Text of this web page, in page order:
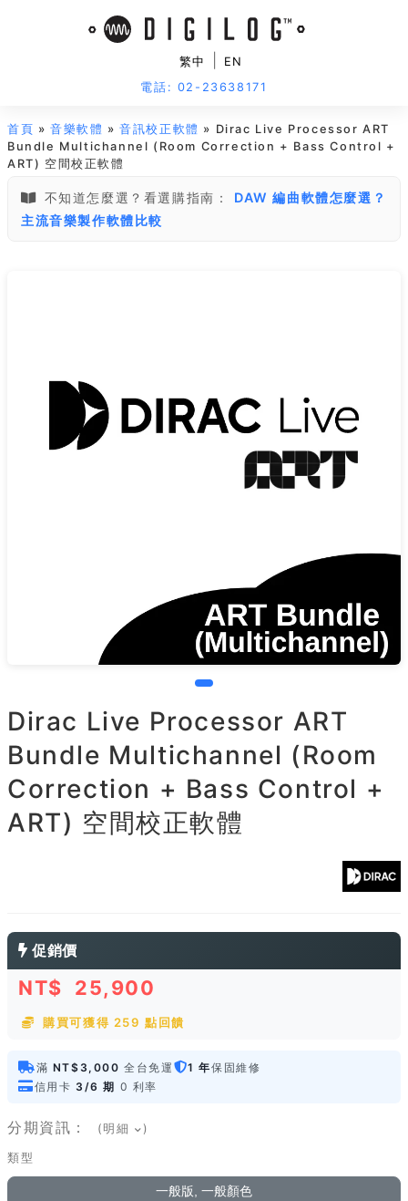
繁中
EN
電話: 02-23638171
首頁 »音樂軟體 »音訊校正軟體 » Dirac Live Processor ART
Bundle Multichannel (Room Correction + Bass Control +
ART) 空間校正軟體
不知道怎麼選？看選購指南：
DAW 編曲軟體怎麼選？
主流音樂製作軟體比較
Dirac Live Processor ART
Bundle Multichannel (Room
Correction + Bass Control +
ART) 空間校正軟體
促銷價
NT$ 25,900
購買可獲得 259 點回饋
滿 NT$3,000 全台免運 1 年保固維修
信用卡 3/6 期 0 利率
分期資訊： (明細 )
類型
一般版, 一般顏色